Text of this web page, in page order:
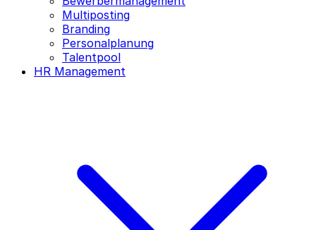
Multiposting
Branding
Personalplanung
Talentpool
HR Management